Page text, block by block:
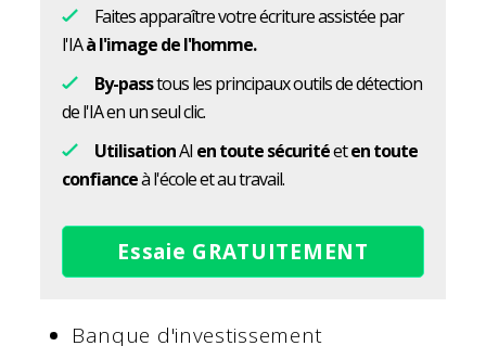
Faites apparaître votre écriture assistée par
l'IAà l'image de l'homme.
By-passtous les principaux outils de détection
de l'IA en un seul clic.
UtilisationAI en toute sécuritéeten toute
confianceà l'école et au travail.
Essaie GRATUITEMENT
Banque d'investissement